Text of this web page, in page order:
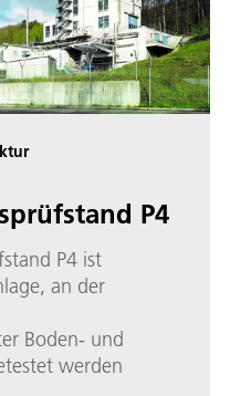
P4
P4 ist
an der
Boden- und
werden